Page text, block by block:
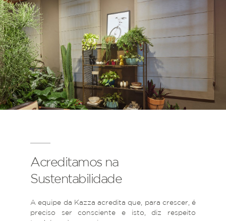
Acreditamos na
Sustentabilidade
A equipe da Kazza acredita que, para crescer, é
preciso ser consciente e isto, diz respeito